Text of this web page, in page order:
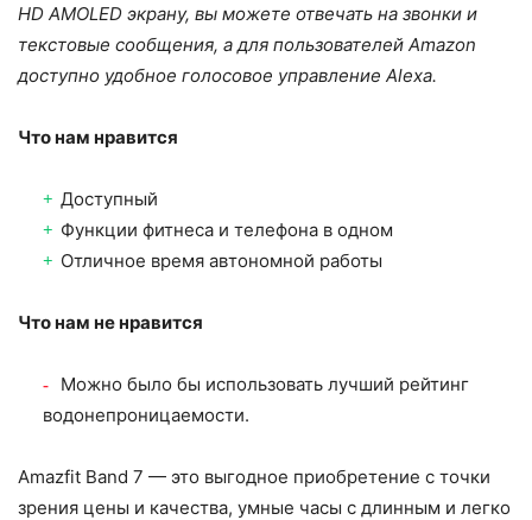
HD AMOLED экрану, вы можете отвечать на звонки и
текстовые сообщения, а для пользователей Amazon
доступно удобное голосовое управление Alexa.
Что нам нравится
Доступный
Функции фитнеса и телефона в одном
Отличное время автономной работы
Что нам не нравится
Можно было бы использовать лучший рейтинг
водонепроницаемости.
Amazfit Band 7 — это выгодное приобретение с точки
зрения цены и качества, умные часы с длинным и легко